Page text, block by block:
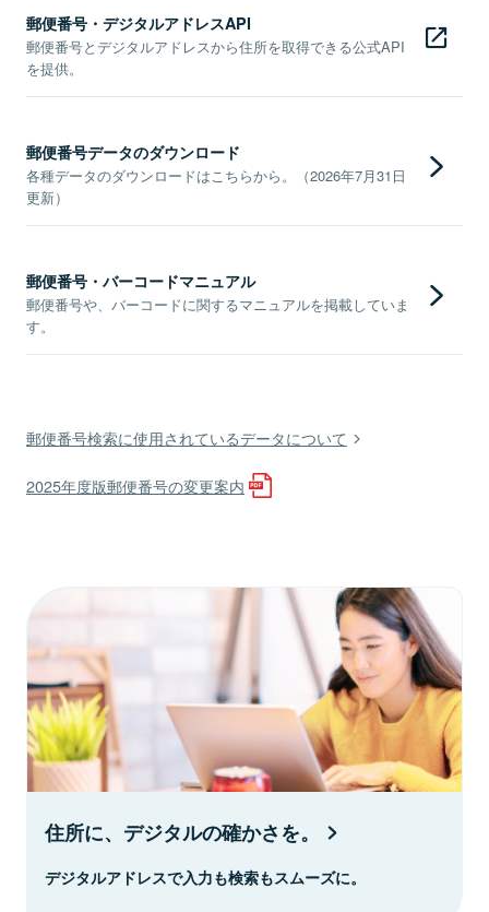
郵便番号・デジタルアドレスAPI
郵便番号とデジタルアドレスから住所を取得できる公式API
を提供。
郵便番号データのダウンロード
各種データのダウンロードはこちらから。（2026年7月31日
更新）
郵便番号・バーコードマニュアル
郵便番号や、バーコードに関するマニュアルを掲載していま
す。
郵便番号検索に使用されているデータについて
2025年度版郵便番号の変更案内
住所に、デジタルの確かさを。
デジタルアドレスで入力も検索もスムーズに。